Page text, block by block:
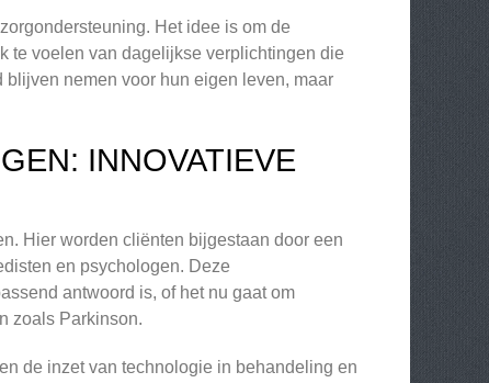
Het idee is om de
te voelen van dagelijkse verplichtingen die
nemen voor hun eigen leven, maar
INNOVATIEVE
Hier worden cliënten bijgestaan door een
en psychologen. Deze
antwoord is, of het nu gaat om
zoals Parkinson.
de inzet van technologie in behandeling en